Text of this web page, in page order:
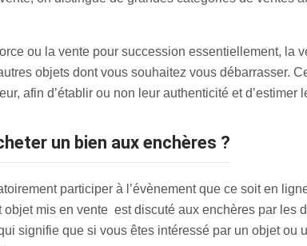
ou la vente pour succession essentiellement, la
objets dont vous souhaitez vous débarrasser.
afin d’établir ou non leur authenticité et d’estimer
un bien aux enchères ?
participer à l’évènement que ce soit en
mis en vente est discuté aux enchères par les
signifie que si vous êtes intéressé par un objet ou